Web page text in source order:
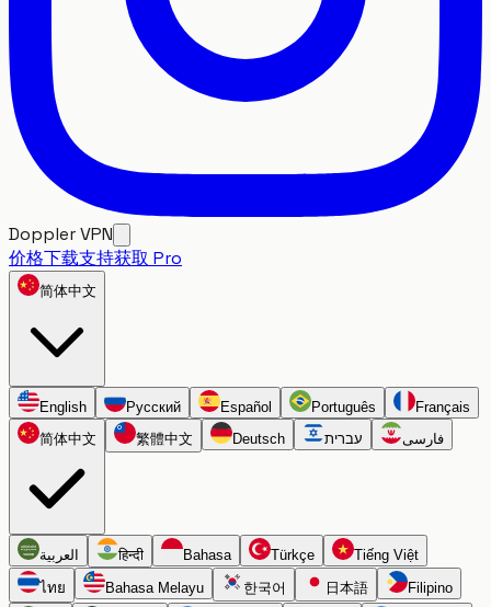
Doppler VPN
价格下载支持获取 Pro
简体中文
English Русский Español Português
Français
简体中文
繁體中文 Deutsch עברית فارسی
العربية हिन्दी Bahasa Türkçe
Tiếng Việt
ไทย
Bahasa Melayu 한국어 日本語 Filipino